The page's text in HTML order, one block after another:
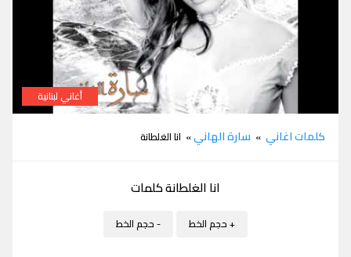
أغاني لبنانية
كلمات اغاني » سارة الهاني» انا الغلطانة
انا الغلطانة كلمات
+ حجم الخط - حجم الخط